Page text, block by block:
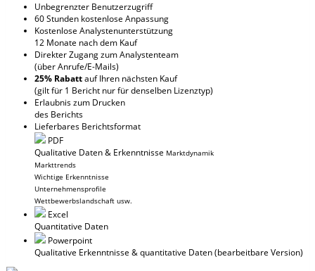
Unbegrenzter Benutzerzugriff
60 Stunden kostenlose Anpassung
Kostenlose Analystenunterstützung
12 Monate nach dem Kauf
Direkter Zugang zum Analystenteam
(über Anrufe/E-Mails)
25% Rabattauf Ihren nächsten Kauf
(gilt für 1 Bericht nur für denselben Lizenztyp)
Erlaubnis zum Drucken
des Berichts
Lieferbares Berichtsformat
PDF
Qualitative Daten & Erkenntnisse Marktdynamik
Markttrends
Wichtige Erkenntnisse
Unternehmensprofile
Wettbewerbslandschaft usw.
Excel
Quantitative Daten
Powerpoint
Qualitative Erkenntnisse & quantitative Daten(bearbeitbare Version)